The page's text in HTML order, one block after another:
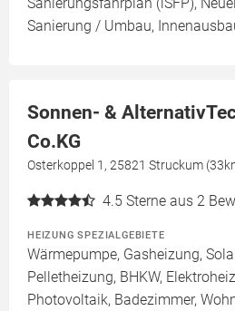
Sanierungsfahrplan (iSFP),
Sanierung / Umbau,
Sonnen- &
Co.KG
Osterkoppel 1, 25821 Struckum
4.5 Sterne aus 2
HEIZUNG SPEZIALGEBIETE
Wärmepumpe, Gasheizung,
Pelletheizung, BHKW,
Photovoltaik, Badezimmer,